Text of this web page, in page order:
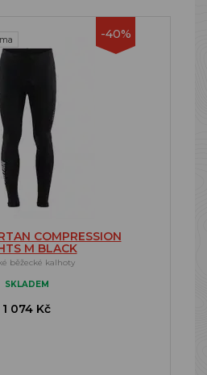
-40%
COMPRESSION
M BLACK
běžecké kalhoty
SKLADEM
1 074 Kč